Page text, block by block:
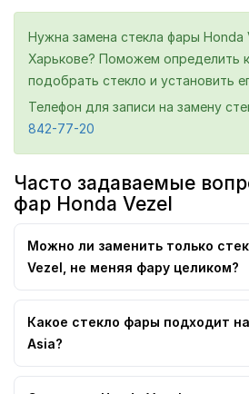
Нужна замена стекла фары Honda
Харькове? Поможем определить
подобрать стекло и установить
Телефон для записи на замену
842-77-20
Часто задаваемые
фар Honda Vezel
Можно ли заменить только
Vezel, не меняя фару целиком?
Какое стекло фары подходит
Asia?